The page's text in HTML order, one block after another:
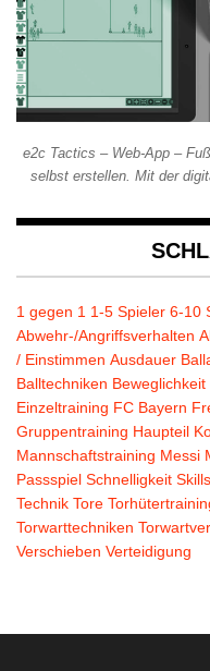
e2c Tactics – Web-App –
selbst erstellen. Mit der
1 gegen 1 1-5 Spieler 6-10
Abwehr-/Angriffsverhalten
/ Einstimmen Ausdauer
Balltechniken Beweglichkeit
Einzeltraining FC Bayern
Gruppentraining Haupteil
Mannschaftstraining Messi
Passspiel Schnelligkeit Skills
Technik Tore
Torwarttechniken
Verschieben Verteidigung